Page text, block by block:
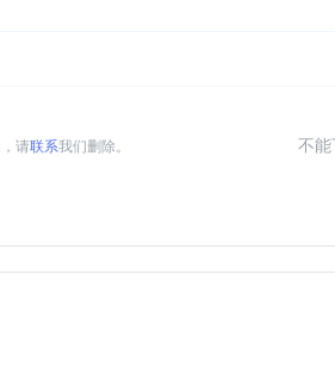
请联系我们删除。 不能